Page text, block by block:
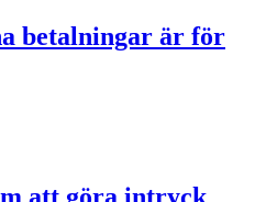
betalningar är för
att göra intryck